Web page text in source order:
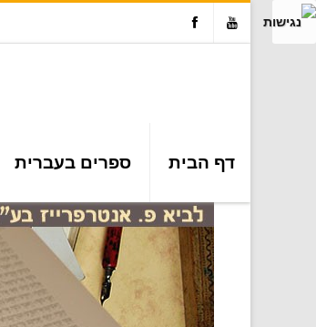
דף הבית ספרים בעברית